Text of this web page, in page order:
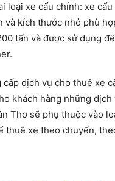
loại xe cẩu chính: xe
kích thước nhỏ phù
tấn và được sử dụng
dịch vụ cho thuê xe
khách hàng những
Thơ sẽ phụ thuộc vào
thuê xe theo chuyến,